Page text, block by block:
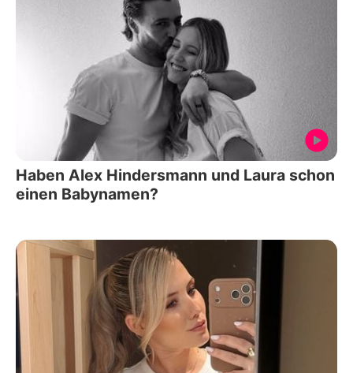
Haben Alex Hindersmann und Laura schon
einen Babynamen?